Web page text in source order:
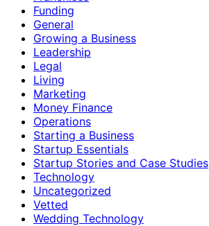
Funding
General
Growing a Business
Leadership
Legal
Living
Marketing
Money Finance
Operations
Starting a Business
Startup Essentials
Startup Stories and Case Studies
Technology
Uncategorized
Vetted
Wedding Technology